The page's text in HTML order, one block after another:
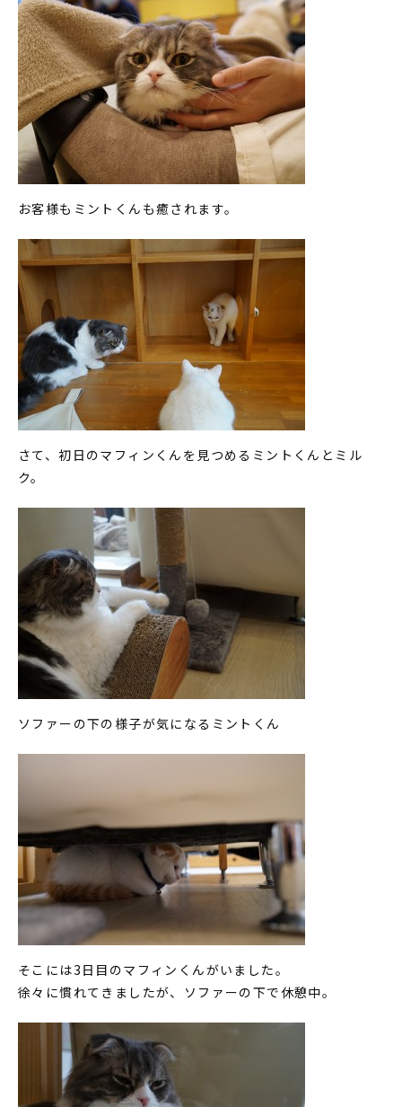
お客様もミントくんも癒されます。
さて、初日のマフィンくんを見つめるミントくんとミル
ク。
ソファーの下の様子が気になるミントくん
そこには3日目のマフィンくんがいました。
徐々に慣れてきましたが、ソファーの下で休憩中。